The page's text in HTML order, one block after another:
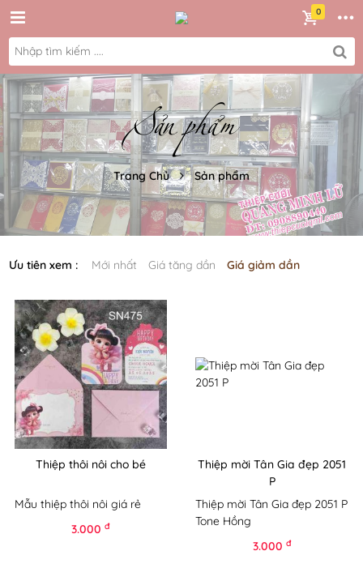
Sản phẩm
Trang Chủ Sản phẩm
Ưu tiên xem : Mới nhất Giá tăng dần Giá giảm dần
Thiệp thôi nôi cho bé
Mẫu thiệp thôi nôi giá rẻ
3.000đ
Thiệp mời Tân Gia đẹp 2051
P
Thiệp mời Tân Gia đẹp 2051 P
Tone Hồng
3.000đ